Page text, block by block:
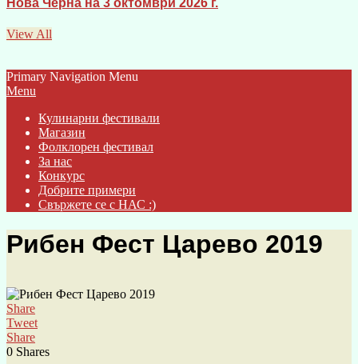
Нова Черна на 3 октомври 2026 г.
View All
Primary Navigation Menu
Menu
Кулинарни фестивали
Магазин
Фолклорен фестивал
За нас
Конкурс
Добрите примери
Свържете се с НАС :)
Рибен Фест Царево 2019
Share
Tweet
Share
0 Shares